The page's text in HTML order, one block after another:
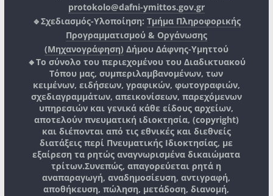
protokolo@dafni-ymittos.gov.gr
🔹Σχεδιασμός-Υλοποίηση: Τμήμα Πληροφορικής
Προγραμματισμού & Οργάνωσης
(Μηχανογράφηση) Δήμου Δάφνης-Υμηττού
🔸Το σύνολο του περιεχομένου του Διαδικτυακού
Τόπου μας, συμπεριλαμβανομένων, των
κειμένων, ειδήσεων, γραφικών, φωτογραφιών,
σχεδιαγραμμάτων, απεικονίσεων, παρεχόμενων
υπηρεσιών και γενικά κάθε είδους αρχείων,
αποτελούν πνευματική ιδιοκτησία, (copyright)
και διέπονται από τις εθνικές και διεθνείς
διατάξεις περί Πνευματικής Ιδιοκτησίας, με
εξαίρεση τα ρητώς αναγνωρισμένα δικαιώματα
τρίτων.Συνεπώς, απαγορεύεται ρητά η
αναπαραγωγή, αναδημοσίευση, αντιγραφή,
αποθήκευση, πώληση, μετάδοση, διανομή,